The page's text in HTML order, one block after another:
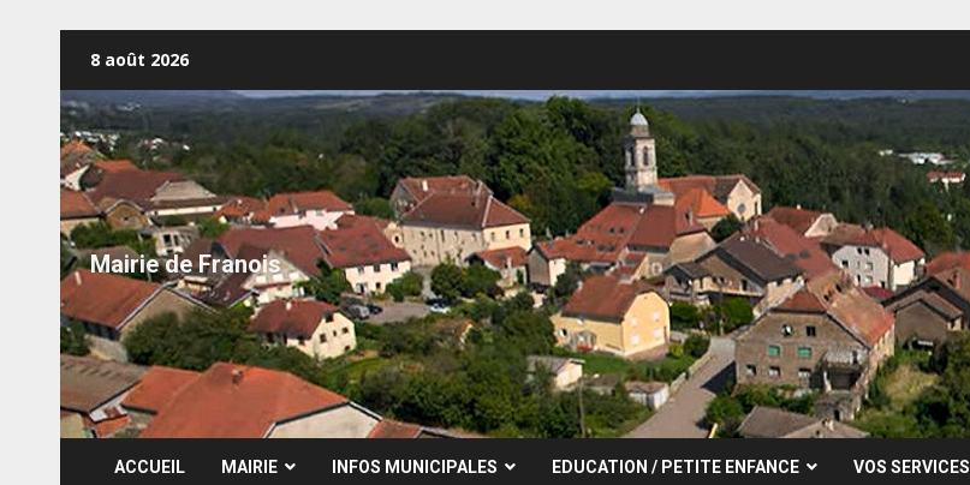
content
8 août 2026
Mairie de Franois
ACCUEIL MAIRIE INFOS MUNICIPALES EDUCATION / PETITE ENFANCE VOS SERVICES